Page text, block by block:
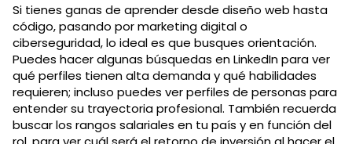
Si tienes ganas de aprender desde diseño web hasta
código, pasando por marketing digital o
ciberseguridad, lo ideal es que busques orientación.
Puedes hacer algunas búsquedas en LinkedIn para ver
qué perfiles tienen alta demanda y qué habilidades
requieren; incluso puedes ver perfiles de personas para
entender su trayectoria profesional. También recuerda
buscar los rangos salariales en tu país y en función del